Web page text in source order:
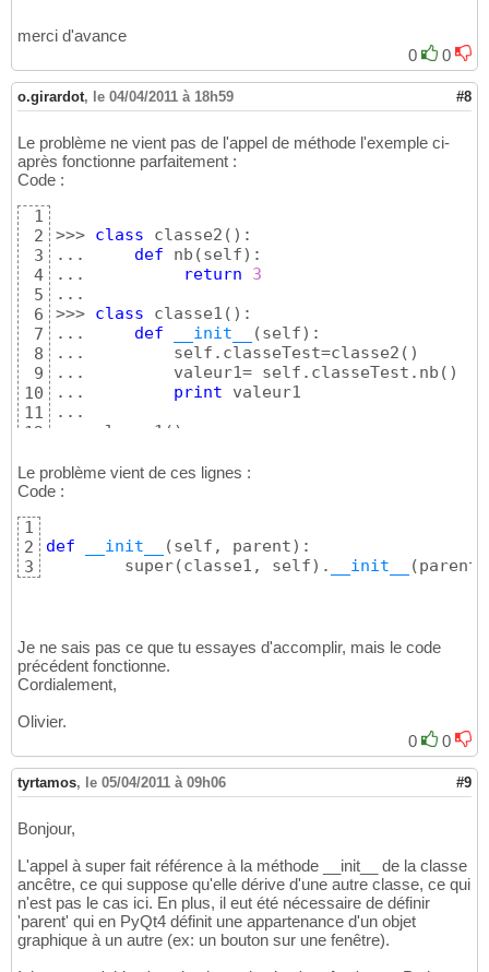
merci d'avance
0
0
o.girardot, le 04/04/2011 à 18h59 #8
Le problème ne vient pas de l'appel de méthode l'exemple ci-
après fonctionne parfaitement :
Code :
1
2
3
4
5
6
7
8
9
10
11
12
14
>>> class classe2 ( ) :
... def nb (self) :
...
return
3
...
>>> class classe1 ( ) :
... def __init__ (self) :
...         self.classeTest=classe2 ( )
...         valeur1= self.classeTest.nb ( )
... print valeur1
...
>>> classe1 ( )
<__main__ .classe1 instance at
Le problème vient de ces lignes :
Code :
1
2
3
def __init__ (self, parent) :
        super
(classe1, self) . __init__ (parent
Je ne sais pas ce que tu essayes d'accomplir, mais le code
précédent fonctionne.
Cordialement,
Olivier.
0
0
tyrtamos, le 05/04/2011 à 09h06 #9
Bonjour,
L'appel à super fait référence à la méthode __init__ de la classe
ancêtre, ce qui suppose qu'elle dérive d'une autre classe, ce qui
n'est pas le cas ici. En plus, il eut été nécessaire de définir
'parent' qui en PyQt4 définit une appartenance d'un objet
graphique à un autre (ex: un bouton sur une fenêtre).